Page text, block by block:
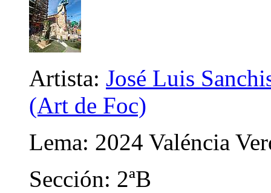
Artista: José Luis
(Art de Foc)
Lema: 2024 Valéncia
Sección: 2ªB